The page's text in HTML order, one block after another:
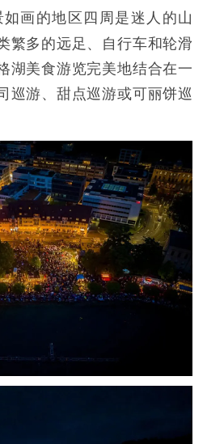
如画的地区四周是迷人的山
繁多的远足、自行车和轮滑
湖美食游览完美地结合在一
巡游、甜点巡游或可丽饼巡